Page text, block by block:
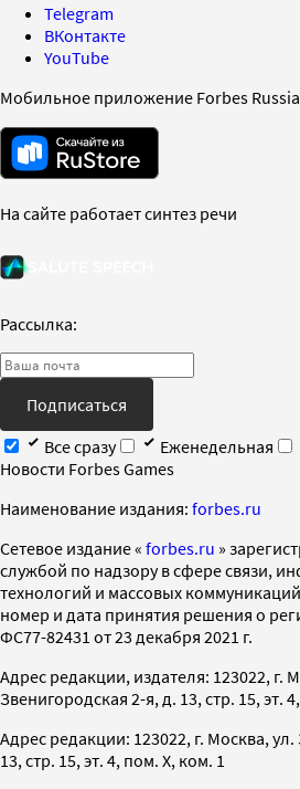
Telegram
ВКонтакте
YouTube
Мобильное приложение Forbes
На сайте работает синтез речи
Рассылка:
Подписаться
Все сразу
Еженедельная
Новости Forbes Games
Наименование издания: forbes.ru
Cетевое издание « forbes.ru »
службой по надзору в сфере связи,
технологий и массовых
номер и дата принятия решения о
ФС77-82431 от 23 декабря 2021 г.
Адрес редакции, издателя: 123022, г.
Звенигородская 2-я, д. 13, стр. 15, эт.
Адрес редакции: 123022, г. Москва,
13, стр. 15, эт. 4, пом. X, ком. 1